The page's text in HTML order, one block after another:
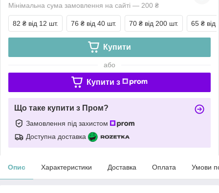
Мінімальна сума замовлення на сайті — 200 ₴
82 ₴ від 12 шт. 76 ₴ від 40 шт. 70 ₴ від 200 шт. 65 ₴
Купити
або
Купити з
Що таке купити з Пром?
Замовлення під захистом
Доступна доставка
Опис Характеристики Доставка Оплата Умови